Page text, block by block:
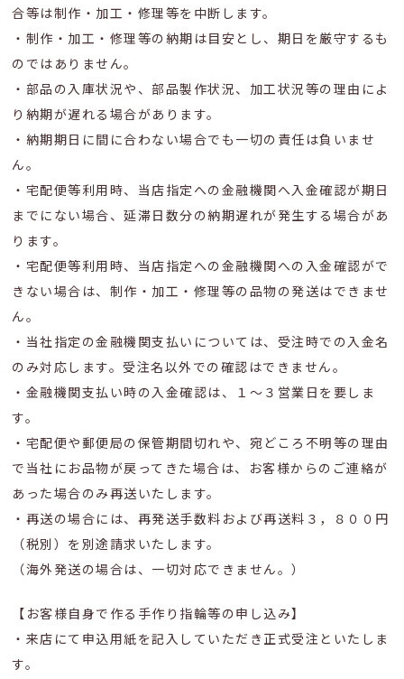
合等は制作・加工・修理等を中断します。
・制作・加工・修理等の納期は目安とし、期日を厳守するも
のではありません。
・部品の入庫状況や、部品製作状況、加工状況等の理由によ
り納期が遅れる場合があります。
・納期期日に間に合わない場合でも一切の責任は負いませ
ん。
・宅配便等利用時、当店指定への金融機関へ入金確認が期日
までにない場合、延滞日数分の納期遅れが発生する場合があ
ります。
・宅配便等利用時、当店指定への金融機関への入金確認がで
きない場合は、制作・加工・修理等の品物の発送はできませ
ん。
・当社指定の金融機関支払いについては、受注時での入金名
のみ対応します。受注名以外での確認はできません。
・金融機関支払い時の入金確認は、１～３営業日を要しま
す。
・宅配便や郵便局の保管期間切れや、宛どころ不明等の理由
で当社にお品物が戻ってきた場合は、お客様からのご連絡が
あった場合のみ再送いたします。
・再送の場合には、再発送手数料および再送料３，８００円
（税別）を別途請求いたします。
（海外発送の場合は、一切対応できません。）
【お客様自身で作る手作り指輪等の申し込み】
・来店にて申込用紙を記入していただき正式受注といたしま
す。